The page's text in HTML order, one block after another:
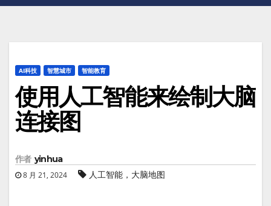
AI科技 智慧城市 智能教育
使用人工智能来绘制大脑
连接图
作者 yinhua
8 月 21, 2024 人工智能，大脑地图